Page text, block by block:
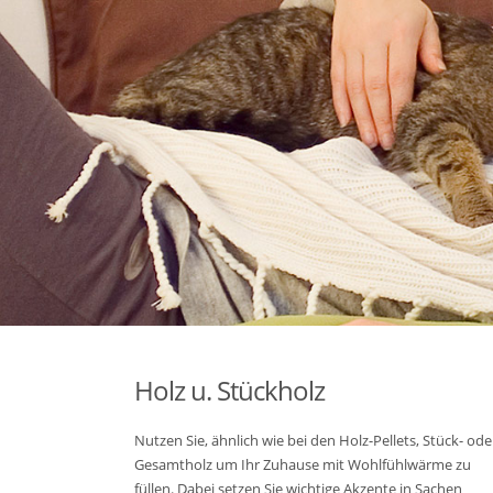
Holz u. Stückholz
Nutzen Sie, ähnlich wie bei den Holz-Pellets, Stück-
Gesamtholz um Ihr Zuhause mit Wohlfühlwärme zu
füllen. Dabei setzen Sie wichtige Akzente in Sachen